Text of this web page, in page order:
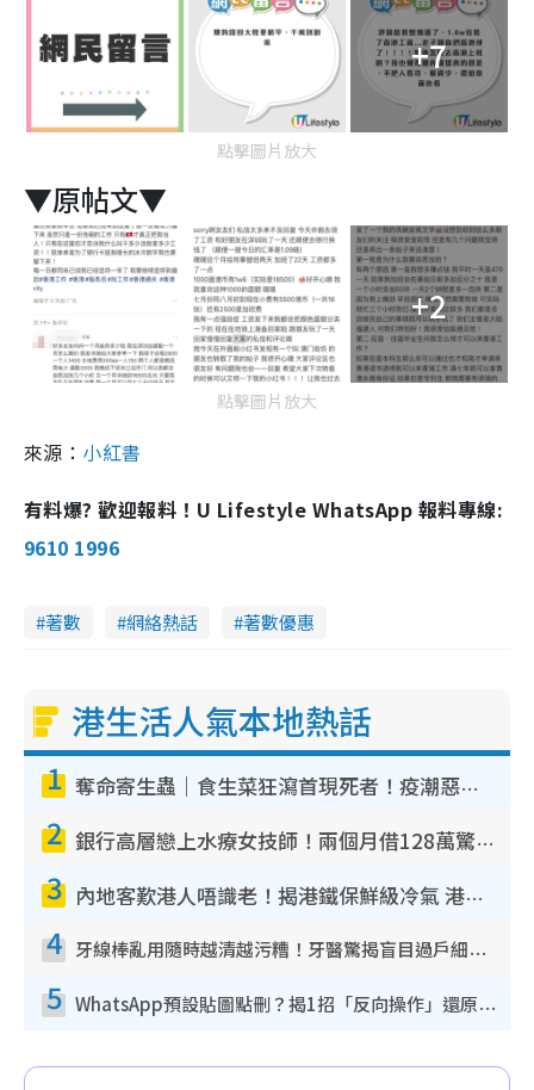
+7
點擊圖片放大
▼原帖文▼
+2
點擊圖片放大
來源： 小紅書
有料爆? 歡迎報料！U Lifestyle WhatsApp 報料專線:
9610 1996
著數 網絡熱話 著數優惠
港生活人氣本地熱話
1 奪命寄生蟲｜食生菜狂瀉首現死者！疫潮惡化錄1.8萬宗病例 揭洗菜3大謬誤
2 銀行高層戀上水療女技師！兩個月借128萬驚覺「沉船」沉落火海 揭背後疑似邪教操控賣淫
3 內地客歎港人唔識老！揭港鐵保鮮級冷氣 港人求放過：咪投訴
4 牙線棒亂用隨時越清越污糟！牙醫驚揭盲目過戶細菌恐致蛀牙：呢種先係日常真保養
5 WhatsApp預設貼圖點刪？揭1招「反向操作」還原簡潔介面 附3步實測教學